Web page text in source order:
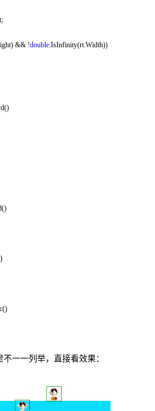
&& !double .IsInfinity(rt.Width))
一一列举，直接看效果：